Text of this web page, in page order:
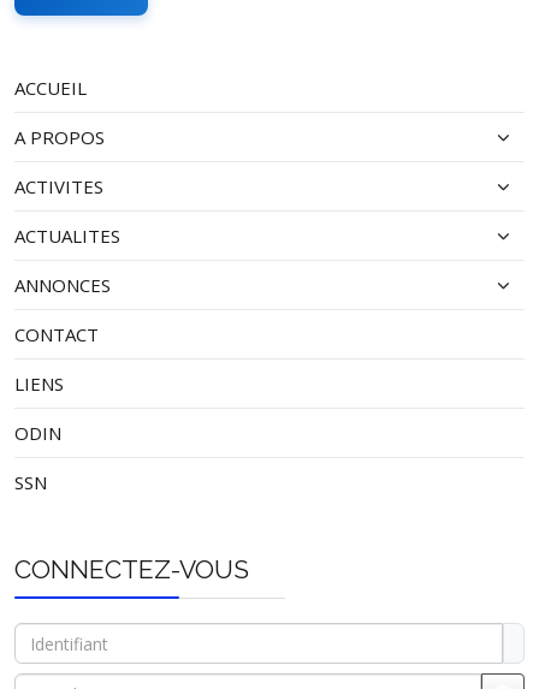
ACCUEIL
A PROPOS
ACTIVITES
ACTUALITES
ANNONCES
CONTACT
LIENS
ODIN
SSN
CONNECTEZ-VOUS
Identifiant
Mot de passe